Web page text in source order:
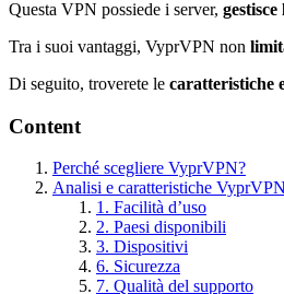
Questa VPN possiede i server,
Tra i suoi vantaggi, VyprVPN non
Di seguito, troverete le caratteristiche
Content
Perché scegliere VyprVPN?
Analisi e caratteristiche VyprVPN
1. Facilità d’uso
2. Paesi disponibili
3. Dispositivi
6. Sicurezza
7. Qualità del supporto